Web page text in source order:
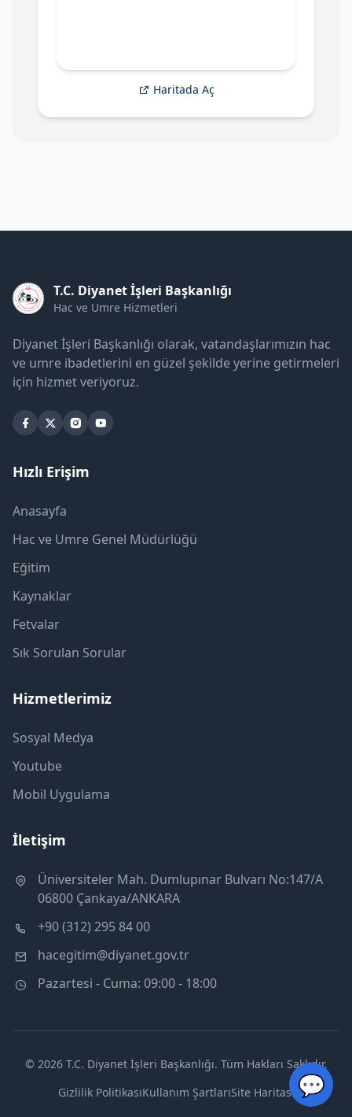
Haritada Aç
T.C. Diyanet İşleri Başkanlığı
Hac ve Umre Hizmetleri
Diyanet İşleri Başkanlığı olarak, vatandaşlarımızın hac
ve umre ibadetlerini en güzel şekilde yerine getirmeleri
için hizmet veriyoruz.
Hızlı Erişim
Anasayfa
Hac ve Umre Genel Müdürlüğü
Eğitim
Kaynaklar
Fetvalar
Sık Sorulan Sorular
Hizmetlerimiz
Sosyal Medya
Youtube
Mobil Uygulama
İletişim
Üniversiteler Mah. Dumlupınar Bulvarı No:147/A
06800 Çankaya/ANKARA
+90 (312) 295 84 00
hacegitim@diyanet.gov.tr
Pazartesi - Cuma: 09:00 - 18:00
© 2026 T.C. Diyanet İşleri Başkanlığı. Tüm Hakları Saklıdır.
Gizlilik PolitikasıKullanım ŞartlarıSite Haritası 💬